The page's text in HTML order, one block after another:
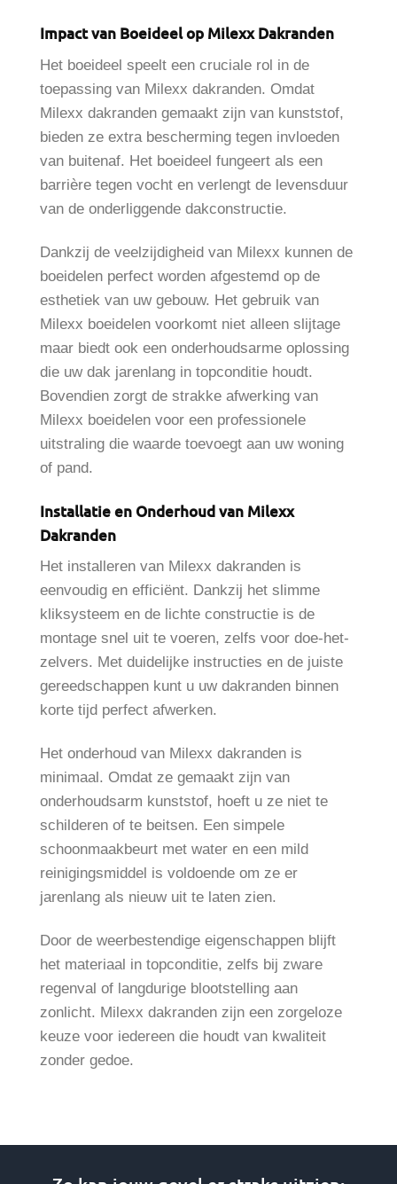
Impact van Boeideel op Milexx Dakranden
Het boeideel speelt een cruciale rol in de
toepassing van Milexx dakranden. Omdat
Milexx dakranden gemaakt zijn van kunststof,
bieden ze extra bescherming tegen invloeden
van buitenaf. Het boeideel fungeert als een
barrière tegen vocht en verlengt de levensduur
van de onderliggende dakconstructie.
Dankzij de veelzijdigheid van Milexx kunnen de
boeidelen perfect worden afgestemd op de
esthetiek van uw gebouw. Het gebruik van
Milexx boeidelen voorkomt niet alleen slijtage
maar biedt ook een onderhoudsarme oplossing
die uw dak jarenlang in topconditie houdt.
Bovendien zorgt de strakke afwerking van
Milexx boeidelen voor een professionele
uitstraling die waarde toevoegt aan uw woning
of pand.
Installatie en Onderhoud van Milexx
Dakranden
Het installeren van Milexx dakranden is
eenvoudig en efficiënt. Dankzij het slimme
kliksysteem en de lichte constructie is de
montage snel uit te voeren, zelfs voor doe-het-
zelvers. Met duidelijke instructies en de juiste
gereedschappen kunt u uw dakranden binnen
korte tijd perfect afwerken.
Het onderhoud van Milexx dakranden is
minimaal. Omdat ze gemaakt zijn van
onderhoudsarm kunststof, hoeft u ze niet te
schilderen of te beitsen. Een simpele
schoonmaakbeurt met water en een mild
reinigingsmiddel is voldoende om ze er
jarenlang als nieuw uit te laten zien.
Door de weerbestendige eigenschappen blijft
het materiaal in topconditie, zelfs bij zware
regenval of langdurige blootstelling aan
zonlicht. Milexx dakranden zijn een zorgeloze
keuze voor iedereen die houdt van kwaliteit
zonder gedoe.